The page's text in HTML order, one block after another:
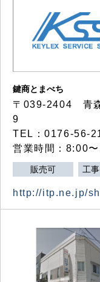
鍵商とまべち
〒039-2404 青
9
TEL：0176-56-
営業時間：8:00
販売可 工
http://itp.ne.jp/